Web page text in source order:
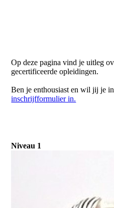
Op deze pagina vind je uitleg
gecertificeerde opleidingen.
Ben je enthousiast en wil jij je
inschrijfformulier in.
Niveau 1